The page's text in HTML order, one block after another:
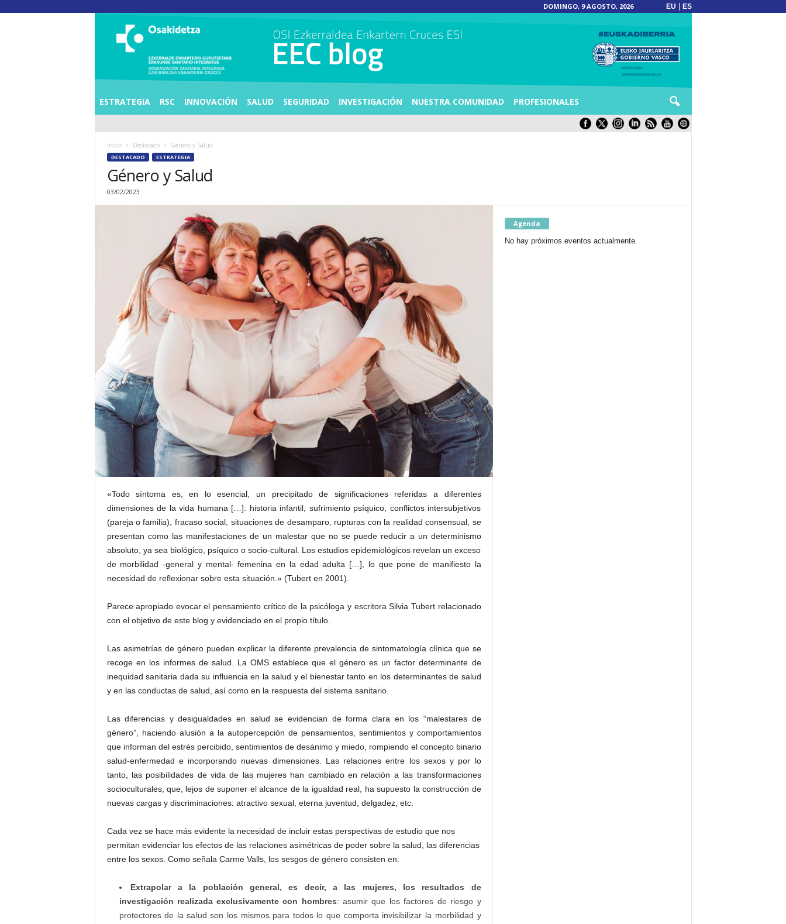
DOMINGO, 9 AGOSTO, 2026 EU ES
A
N
E
S
ESTRATEGIA RSC INNOVACIÓN SALUD SEGURIDAD INVESTIGACIÓN NUESTRA COMUNIDAD PROFESIONALES
Inicio Destacado Género y Salud
DESTACADO ESTRATEGIA
Género y Salud
03/02/2023
«Todo síntoma es, en lo esencial, un precipitado de significaciones referidas a diferentes
dimensiones de la vida humana […]: historia infantil, sufrimiento psíquico, conflictos intersubjetivos
(pareja o familia), fracaso social, situaciones de desamparo, rupturas con la realidad consensual, se
presentan como las manifestaciones de un malestar que no se puede reducir a un determinismo
absoluto, ya sea biológico, psíquico o socio-cultural. Los estudios epidemiológicos revelan un exceso
de morbilidad -general y mental- femenina en la edad adulta […], lo que pone de manifiesto la
necesidad de reflexionar sobre esta situación.» (Tubert en 2001).
Parece apropiado evocar el pensamiento crítico de la psicóloga y escritora Silvia Tubert relacionado
con el objetivo de este blog y evidenciado en el propio título.
Las asimetrías de género pueden explicar la diferente prevalencia de sintomatología clínica que se
recoge en los informes de salud. La OMS establece que el género es un factor determinante de
inequidad sanitaria dada su influencia en la salud y el bienestar tanto en los determinantes de salud
y en las conductas de salud, así como en la respuesta del sistema sanitario.
Las diferencias y desigualdades en salud se evidencian de forma clara en los “malestares de
género”, haciendo alusión a la autopercepción de pensamientos, sentimientos y comportamientos
que informan del estrés percibido, sentimientos de desánimo y miedo, rompiendo el concepto binario
salud-enfermedad e incorporando nuevas dimensiones. Las relaciones entre los sexos y por lo
tanto, las posibilidades de vida de las mujeres han cambiado en relación a las transformaciones
socioculturales, que, lejos de suponer el alcance de la igualdad real, ha supuesto la construcción de
nuevas cargas y discriminaciones: atractivo sexual, eterna juventud, delgadez, etc.
Cada vez se hace más evidente la necesidad de incluir estas perspectivas de estudio que nos
permitan evidenciar los efectos de las relaciones asimétricas de poder sobre la salud, las diferencias
entre los sexos. Como señala Carme Valls, los sesgos de género consisten en:
Extrapolar a la población general, es decir, a las mujeres, los resultados de
investigación realizada exclusivamente con hombres: asumir que los factores de riesgo y
protectores de la salud son los mismos para todos lo que comporta invisibilizar la morbilidad y
Agenda
No hay próximos eventos actualmente.